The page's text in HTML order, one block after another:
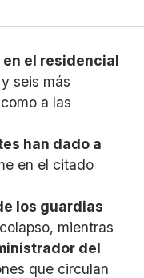
el residencial
seis más
a las
han dado a
en el citado
los guardias
mientras
del
que circulan